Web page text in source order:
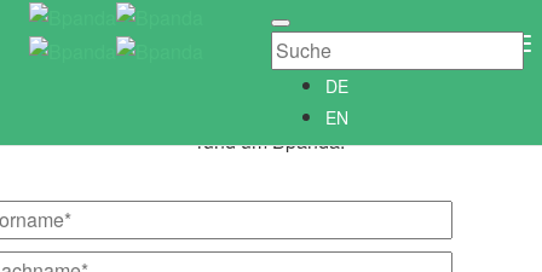
Newsletter abonnieren
Newsletter­anmeldung
Abonniere unseren kostenlosen Bpanda Newsletter!
Wir informieren Dich gerne regelmäßig über alle Neuigkeiten
rund um Bpanda.
DE
EN